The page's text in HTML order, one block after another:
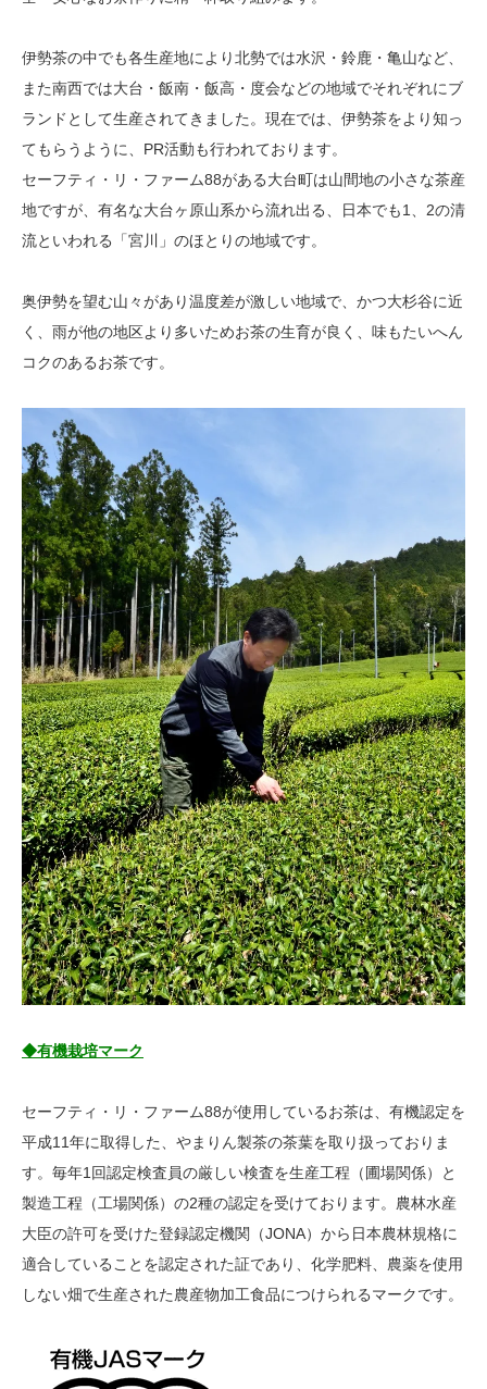
伊勢茶の中でも各生産地により北勢では水沢・鈴鹿・亀山など、
また南西では大台・飯南・飯高・度会などの地域でそれぞれにブ
ランドとして生産されてきました。現在では、伊勢茶をより知っ
てもらうように、PR活動も行われております。
セーフティ・リ・ファーム88がある大台町は山間地の小さな茶産
地ですが、有名な大台ヶ原山系から流れ出る、日本でも1、2の清
流といわれる「宮川」のほとりの地域です。
奥伊勢を望む山々があり温度差が激しい地域で、かつ大杉谷に近
く、雨が他の地区より多いためお茶の生育が良く、味もたいへん
コクのあるお茶です。
◆有機栽培マーク
セーフティ・リ・ファーム88が使用しているお茶は、有機認定を
平成11年に取得した、やまりん製茶の茶葉を取り扱っておりま
す。毎年1回認定検査員の厳しい検査を生産工程（圃場関係）と
製造工程（工場関係）の2種の認定を受けております。農林水産
大臣の許可を受けた登録認定機関（JONA）から日本農林規格に
適合していることを認定された証であり、化学肥料、農薬を使用
しない畑で生産された農産物加工食品につけられるマークです。